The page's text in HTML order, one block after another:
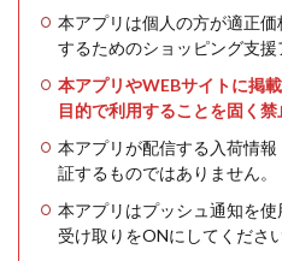
本アプリは個人の方が適正
するためのショッピング支援
本アプリやWEBサイトに掲
目的で利用することを固く禁
本アプリが配信する入荷情
証するものではありません。
本アプリはプッシュ通知を
受け取りをONにしてください